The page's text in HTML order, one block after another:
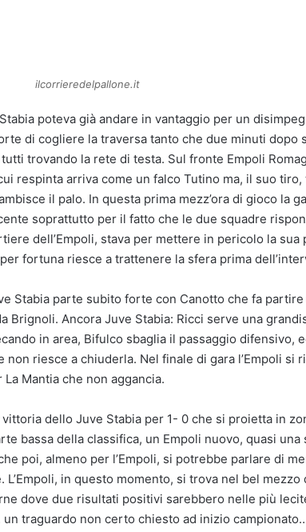
ilcorrieredelpallone.it
poteva già andare in vantaggio per un
di cogliere la traversa tanto che due minuti dopo
trovando la rete di testa. Sul fronte Empoli
respinta arriva come un falco Tutino ma, il suo
il palo. In questa prima mezz’ora di gioco la
soprattutto per il fatto che le due squadre
dell’Empoli, stava per mettere in pericolo la sua
fortuna riesce a trattenere la sfera prima
Stabia parte subito forte con Canotto che fa
Brignoli. Ancora Juve Stabia: Ricci serve una
in area, Bifulco sbaglia il passaggio difensivo,
non riesce a chiuderla. Nel finale di gara l’Empoli si
Mantia che non aggancia.
vittoria dello Juve Stabia per 1- 0 che si proietta in
bassa della classifica, un Empoli nuovo, quasi
poi, almeno per l’Empoli, si potrebbe parlare di
L’Empoli, in questo momento, si trova nel bel
dove due risultati positivi sarebbero nelle più
un traguardo non certo chiesto ad inizio